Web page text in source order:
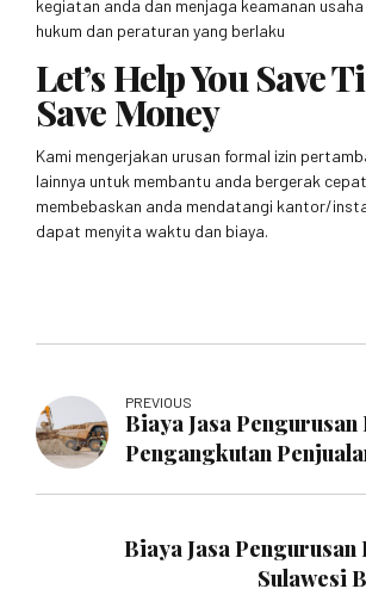
kegiatan anda dan menjaga keamanan
hukum dan peraturan yang berlaku
Let’s Help You Save
Save Money
Kami mengerjakan urusan formal izin
lainnya untuk membantu anda bergerak
membebaskan anda mendatangi kantor/
dapat menyita waktu dan biaya.
PREVIOUS
Biaya Jasa Pengurusan
Pengangkutan
Biaya Jasa Pengurusan
Sulawesi